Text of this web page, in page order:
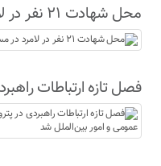
محل
گرفت
فصل تازه ارتباطات
حاجی‌دولو سکاندار